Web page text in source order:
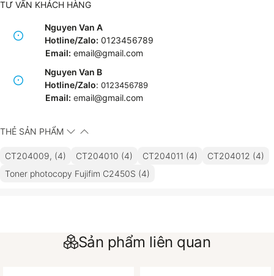
TƯ VẤN KHÁCH HÀNG
Nguyen Van A
Hotline/Zalo: 0123456789
Email: email@gmail.com
Nguyen Van B
Hotline/Zalo: 0123456789
Email: email@gmail.com
THẺ SẢN PHẨM
CT204009, (4) CT204010 (4) CT204011 (4)
CT204012 (4)
Toner photocopy Fujifim C2450S (4)
Sản phẩm liên quan